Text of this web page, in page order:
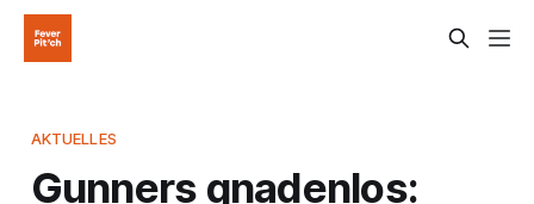
AKTUELLES
Gunners gnadenlos: